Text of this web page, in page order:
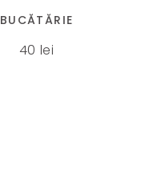
BUCĂTĂRIE
40 lei